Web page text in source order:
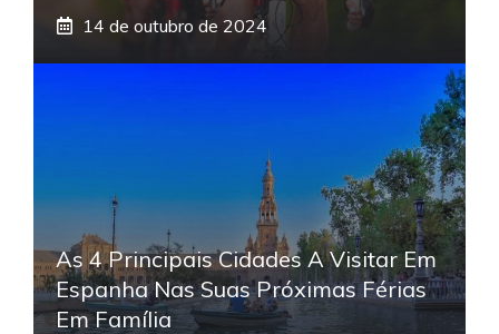
14 de outubro de 2024
As 4 Principais Cidades A Visitar Em
Espanha Nas Suas Próximas Férias
Em Família